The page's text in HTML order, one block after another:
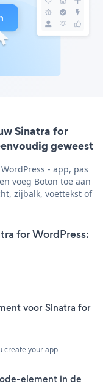
Sinatra for
geweest
- app, pas
voeg Boton toe aan
zijbalk, voettekst of
for WordPress:
voor Sinatra for
create your app
element in de